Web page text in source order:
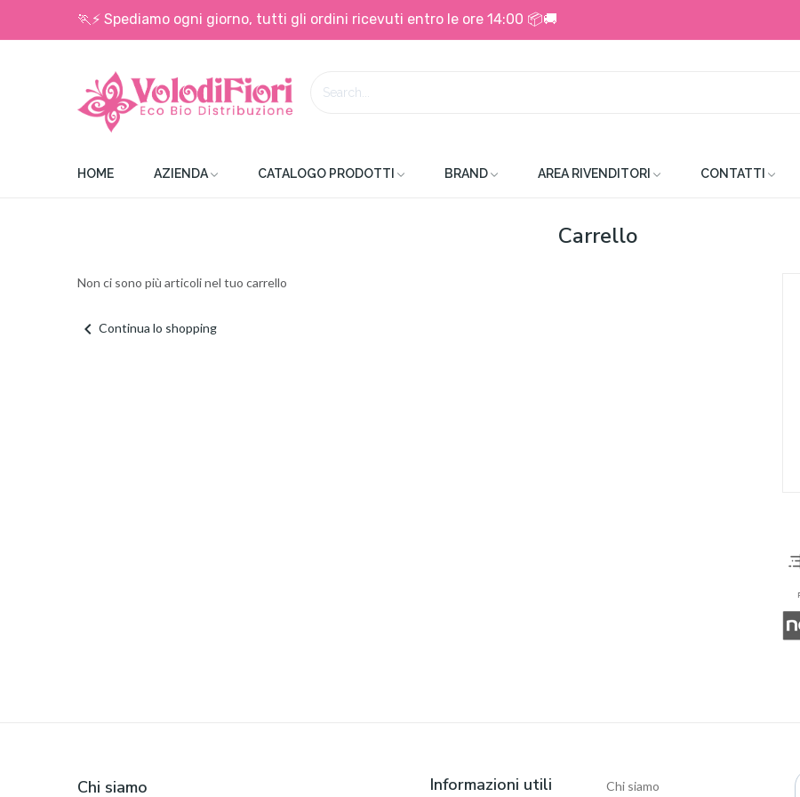
🏃⚡ Spediamo ogni giorno, tutti gli ordini ricevuti entro le ore 14:00 📦🚚
HOME AZIENDA CATALOGO PRODOTTI BRAND AREA RIVENDITORI CONTATTI
Carrello
Non ci sono più articoli nel tuo carrello
chevron_left Continua lo shopping
Chi siamo Informazioni utili Chi siamo